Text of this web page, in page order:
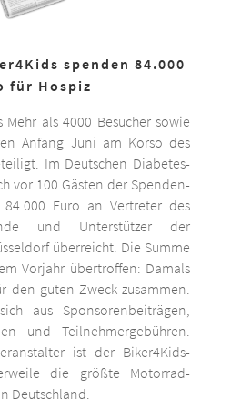
spenden 84.000
für Hospiz
Mehr als 4000 Besucher sowie
Anfang Juni am Korso des
Im Deutschen Diabetes-
vor 100 Gästen der Spenden-
Euro an Vertreter des
und Unterstützer der
überreicht. Die Summe
Vorjahr übertroffen: Damals
den guten Zweck zusammen.
aus Sponsorenbeiträgen,
und Teilnehmergebühren.
ist der Biker4Kids-
die größte Motorrad-
Deutschland.